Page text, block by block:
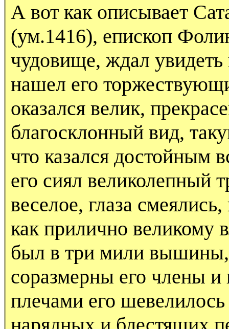
А вот как описывает
(ум.1416), епископ
чудовище, ждал
нашел его
оказался велик,
благосклонный вид,
что казался достойным
его сиял великолепный
веселое, глаза
как прилично великому
был в три мили вышины,
соразмерны его члены
плечами его